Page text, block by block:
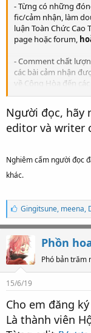
- Từng có những
fic/cảm nhận, làm
luận Toàn Chức
page hoặc forum,
- Comment chất
các bài cảm nhận
về Cộng Hòa đến
Chức lớn và nhỏ (có
- Dịch hoặc viết fic/
Bài đã hoàn thành
Người đọc, hãy
editor và writer
Nghiêm cấm người đọc
khác.
S
ố
l
ư
ợ
t
t
í
h
:
Gingitsune, meena,
Phồn
Phó bản trăm
15/6/19
Cho em đăng
Là thành viên